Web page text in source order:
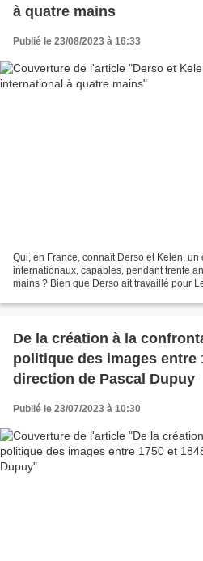
à quatre mains
Publié le 23/08/2023 à 16:33
Qui, en France, connaît Derso et Kelen,
internationaux, capables, pendant trente
mains ? Bien que Derso ait travaillé pour
De la création à la
politique des images entre
direction de Pascal Dupuy
Publié le 23/07/2023 à 10:30